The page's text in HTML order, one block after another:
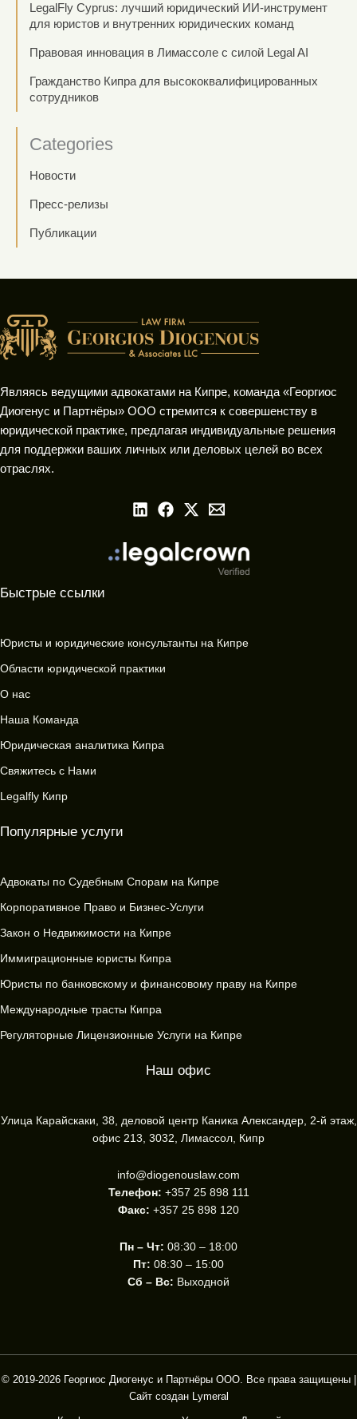
LegalFly Cyprus: лучший юридический ИИ-инструмент
для юристов и внутренних юридических команд
Правовая инновация в Лимассоле с силой Legal AI
Гражданство Кипра для высококвалифицированных
сотрудников
Categories
Новости
Пресс-релизы
Публикации
Являясь ведущими адвокатами на Кипре, команда «Георгиос
Диогенус и Партнёры» ООО стремится к совершенству в
юридической практике, предлагая индивидуальные решения
для поддержки ваших личных или деловых целей во всех
отраслях.
Быстрые ссылки
Юристы и юридические консультанты на Кипре
Области юридической практики
О нас
Наша Команда
Юридическая аналитика Кипра
Свяжитесь с Нами
Legalfly Кипр
Популярные услуги
Адвокаты по Судебным Спорам на Кипре
Корпоративное Право и Бизнес-Услуги
Закон о Недвижимости на Кипре
Иммиграционные юристы Кипра
Юристы по банковскому и финансовому праву на Кипре
Международные трасты Кипра
Регуляторные Лицензионные Услуги на Кипре
Наш офис
Улица Карайскаки, 38, деловой центр Каника Александер, 2-й этаж,
офис 213, 3032, Лимассол, Кипр
info@diogenouslaw.com
Телефон: +357 25 898 111
Факс: +357 25 898 120
Пн – Чт: 08:30 – 18:00
Пт: 08:30 – 15:00
Сб – Вс: Выходной
© 2019-2026 Георгиос Диогенус и Партнёры ООО. Все права защищены |
Сайт создан Lymeral